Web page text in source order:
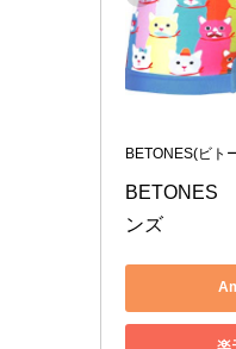
BETONES(ビト
BETONES
ンズ